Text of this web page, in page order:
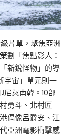
片單，聚焦亞洲
劃「焦點影人：
新銳怪物」的導
宇宙」單元則一
尼與南韓。10部
勇斗、北村匠
偶像呂爵安、江
亞洲電影衝擊感